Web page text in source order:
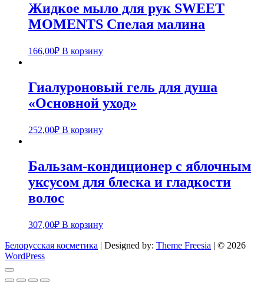
Жидкое мыло для рук SWEET
MOMENTS Спелая малина
166,00₽ В корзину
Гиалуроновый гель для душа
«Основной уход»
252,00₽ В корзину
Бальзам-кондиционер с яблочным
уксусом для блеска и гладкости
волос
307,00₽ В корзину
Белорусская косметика | Designed by: Theme Freesia | © 2026
WordPress
Go
to